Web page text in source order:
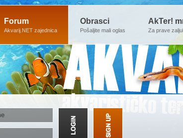
Forum
Akvarij.NET zajednica
Obrasci
Pošaljite mali oglas
AkTer!
Za prave